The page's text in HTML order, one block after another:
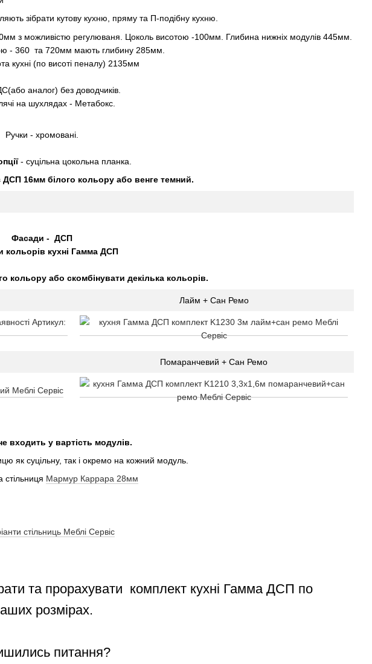
зібрати кутову кухню, пряму та П-подібну кухню.
з можливістю регулюваня. Цоколь висотою -100мм. Глибина нижніх модулів 445мм.
- 360 та 720мм мають глибину 285мм.
кухні (по висоті пеналу) 2135мм
аналог) без доводчиків.
на шухлядах - Метабокс.
Ручки - хромовані.
- суцільна цокольна планка.
16мм білого кольору або венге темний.
Фасади - ДСП
кольорів кухні Гамма ДСП
кольору або скомбінувати декілька кольорів.
Лайм + Сан Ремо
Помаранчевий + Сан Ремо
входить у вартість модулів.
як суцільну, так і окремо на кожний модуль.
стільниця Мармур Каррара 28мм
стільниць Меблі Сервіс
та прорахувати комплект кухні Гамма ДСП по
розмірах.
питання?